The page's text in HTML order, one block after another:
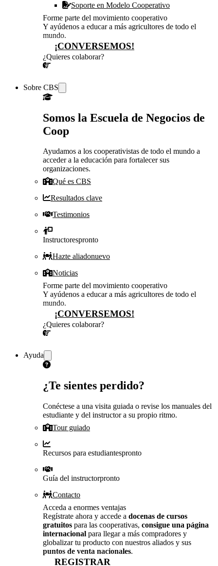
Soporte en Modelo Cooperativo
Forme parte del movimiento cooperativo
Y ayúdenos a educar a más agricultores de todo el
mundo.
¡CONVERSEMOS!
¿Quieres colaborar?
Sobre CBS
Somos la Escuela de Negocios de
Coop
Ayudamos a los cooperativistas de todo el mundo a
acceder a la educación para fortalecer sus
organizaciones.
Qué es CBS
Resultados clave
Testimonios
Instructorespronto
Hazte aliadonuevo
Noticias
Forme parte del movimiento cooperativo
Y ayúdenos a educar a más agricultores de todo el
mundo.
¡CONVERSEMOS!
¿Quieres colaborar?
Ayuda
¿Te sientes perdido?
Conéctese a una visita guiada o revise los manuales del
estudiante y del instructor a su propio ritmo.
Tour guiado
Recursos para estudiantespronto
Guía del instructorpronto
Contacto
Acceda a enormes ventajas
Regístrate ahora y accede a docenas de cursos
gratuitos para las cooperativas, consigue una página
internacional para llegar a más compradores y
globalizar tu producto con nuestros aliados y sus
puntos de venta nacionales.
REGISTRAR